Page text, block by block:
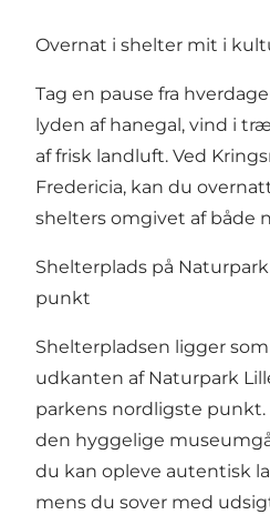
Overnat i shelter mit i
Tag en pause fra
lyden af hanegal, vind i
af frisk landluft. Ved
Fredericia, kan du
shelters omgivet af både
Shelterplads på
punkt
Shelterpladsen ligger
udkanten af Naturpark
parkens nordligste punkt.
den hyggelige
du kan opleve autentisk
mens du sover med